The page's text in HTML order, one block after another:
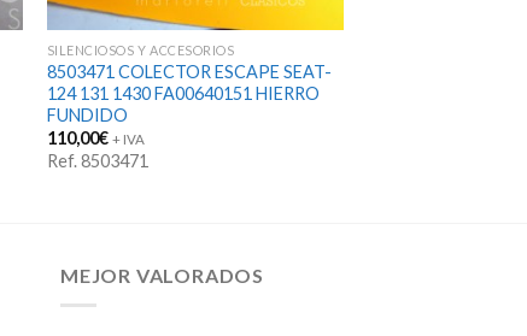
SILENCIOSOS Y ACCESORIOS
8503471 COLECTOR ESCAPE SEAT-
124 131 1430 FA00640151 HIERRO
FUNDIDO
110,00€ + IVA
Ref. 8503471
MEJOR VALORADOS